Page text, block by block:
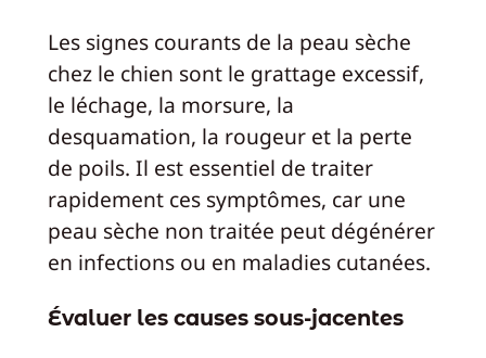
Les signes courants de la peau sèche
chez le chien sont le grattage excessif,
le léchage, la morsure, la
desquamation, la rougeur et la perte
de poils. Il est essentiel de traiter
rapidement ces symptômes, car une
peau sèche non traitée peut dégénérer
en infections ou en maladies cutanées.
Évaluer les causes sous-jacentes